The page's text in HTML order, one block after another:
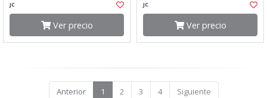
JC
Ver precio
JC
Ver precio
Anterior 1 2 3 4 Siguiente